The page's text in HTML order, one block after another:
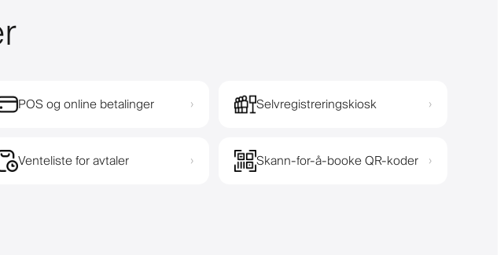
POS og online betalinger › Selvregistreringskiosk ›
Venteliste for avtaler › Skann-for-å-booke QR-koder ›